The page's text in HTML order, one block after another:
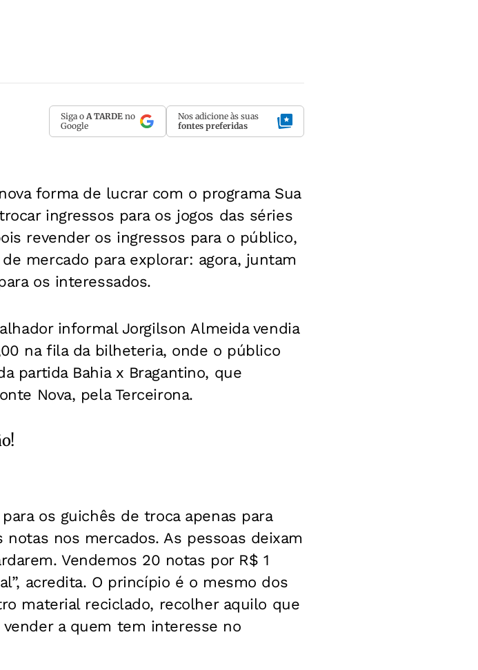
Siga o A TARDE no
Google
Nos adicione às suas
fontes preferidas
forma de lucrar com o programa Sua
ingressos para os jogos das séries
revender os ingressos para o público,
mercado para explorar: agora, juntam
os interessados.
informal Jorgilson Almeida vendia
na fila da bilheteria, onde o público
partida Bahia x Bragantino, que
Nova, pela Terceirona.
os guichês de troca apenas para
nos mercados. As pessoas deixam
Vendemos 20 notas por R$ 1
acredita. O princípio é o mesmo dos
material reciclado, recolher aquilo que
a quem tem interesse no